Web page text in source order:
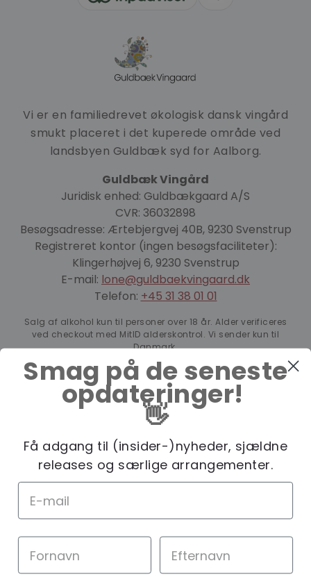
Vi er en familiedrevet økologisk dansk vingård
smukt placeret i det kuperede område ved
landsbyen Guldbæk syd for Aalborg.
Guldbæk Vingård
Juridisk enhed: Guldbækgaard A/S
CVR: 36032898
Besøgsadresse: Ærtebjergvej 40B, 9230 Svenstrup
Registreret kontor (ingen besøgsfaciliteter):
Klingerhøjvej 6, 9230 Svenstrup
E-mail: lone@guldbaekvingaard.dk
Telefon: +45 31 38 01 01
Salg af alkohol kun til personer over 18 år. Alder verificeres
ved checkout med MitID alderskontrol. Vi sender kun til
Danmark.
Smag på de seneste
opdateringer!
👋
Få adgang til (insider-)nyheder, sjældne
releases og særlige arrangementer.